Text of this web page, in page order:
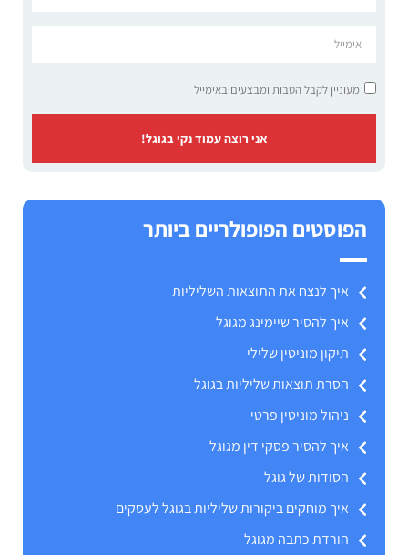
מעוניין לקבל הטבות ומבצעים באימייל
אני רוצה עמוד נקי בגוגל!
הפוסטים הפופולריים ביותר
איך לנצח את התוצאות השליליות
איך להסיר שיימינג מגוגל
תיקון מוניטין שלילי
הסרת תוצאות שליליות בגוגל
ניהול מוניטין פרטי
איך להסיר פסקי דין מגוגל
הסודות של גוגל
איך מוחקים ביקורות שליליות בגוגל לעסקים
הורדת כתבה מגוגל